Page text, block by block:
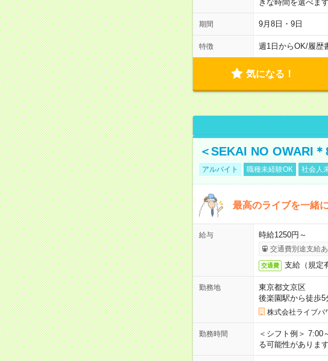
きな時間を選べま
期間 9月8日・9日
特徴 週1日からOK/履歴
気になる！
＜SEKAI NO OWARI
アルバイト 職種未経験OK 社会人
最高のライブを一緒
給与 時給1250円～
交通費別途支給あ
交通費 支給（規定
勤務地
東京都文京区
後楽園駅から徒歩5
株式会社ライブパ
勤務時間
＜シフト例＞ 7:00
る可能性があります